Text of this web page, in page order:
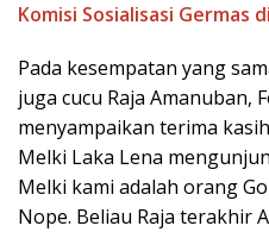
Komisi Sosialisasi Germas
Pada kesempatan yang
juga cucu Raja Amanuban,
menyampaikan terima
Melki Laka Lena
Melki kami adalah orang
Nope. Beliau Raja terakhir